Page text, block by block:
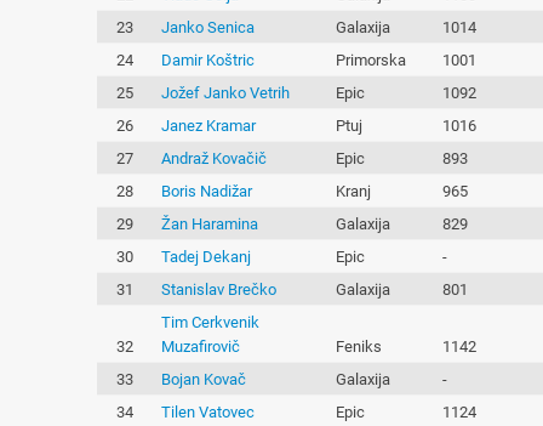
23
Janko Senica Galaxija
1014
24
Damir Koštric Primorska
1001
25
Jožef Janko Vetrih Epic
1092
26
Janez Kramar Ptuj
1016
27
Andraž Kovačič Epic
893
28
Boris Nadižar Kranj
965
29
Žan Haramina Galaxija
829
30
Tadej Dekanj Epic
-
31
Stanislav Brečko Galaxija 801
32
Tim Cerkvenik
Muzafirovič
Feniks
1142
33
Bojan Kovač Galaxija
-
34
Tilen Vatovec Epic
1124